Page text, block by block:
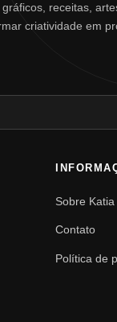
receitas,
criatividade em
Sobre
Contato
Política de